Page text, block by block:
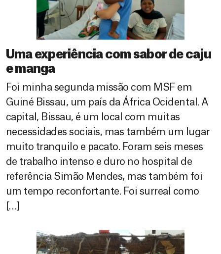
Uma experiência com sabor de caju
e manga
Foi minha segunda missão com MSF em
Guiné Bissau, um país da África Ocidental. A
capital, Bissau, é um local com muitas
necessidades sociais, mas também um lugar
muito tranquilo e pacato. Foram seis meses
de trabalho intenso e duro no hospital de
referência Simão Mendes, mas também foi
um tempo reconfortante. Foi surreal como
[…]